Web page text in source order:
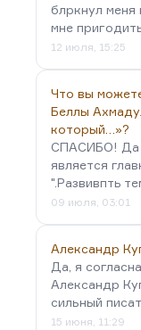
блркнул меня
мне
12 июля, 15:25
Что вы
Беллы
который…»?
СПАСИБО! Да ,
является
".Развивпть
09 июля, 03:01
Александр
Да, я
Александр
сильный
15 июня, 11:29